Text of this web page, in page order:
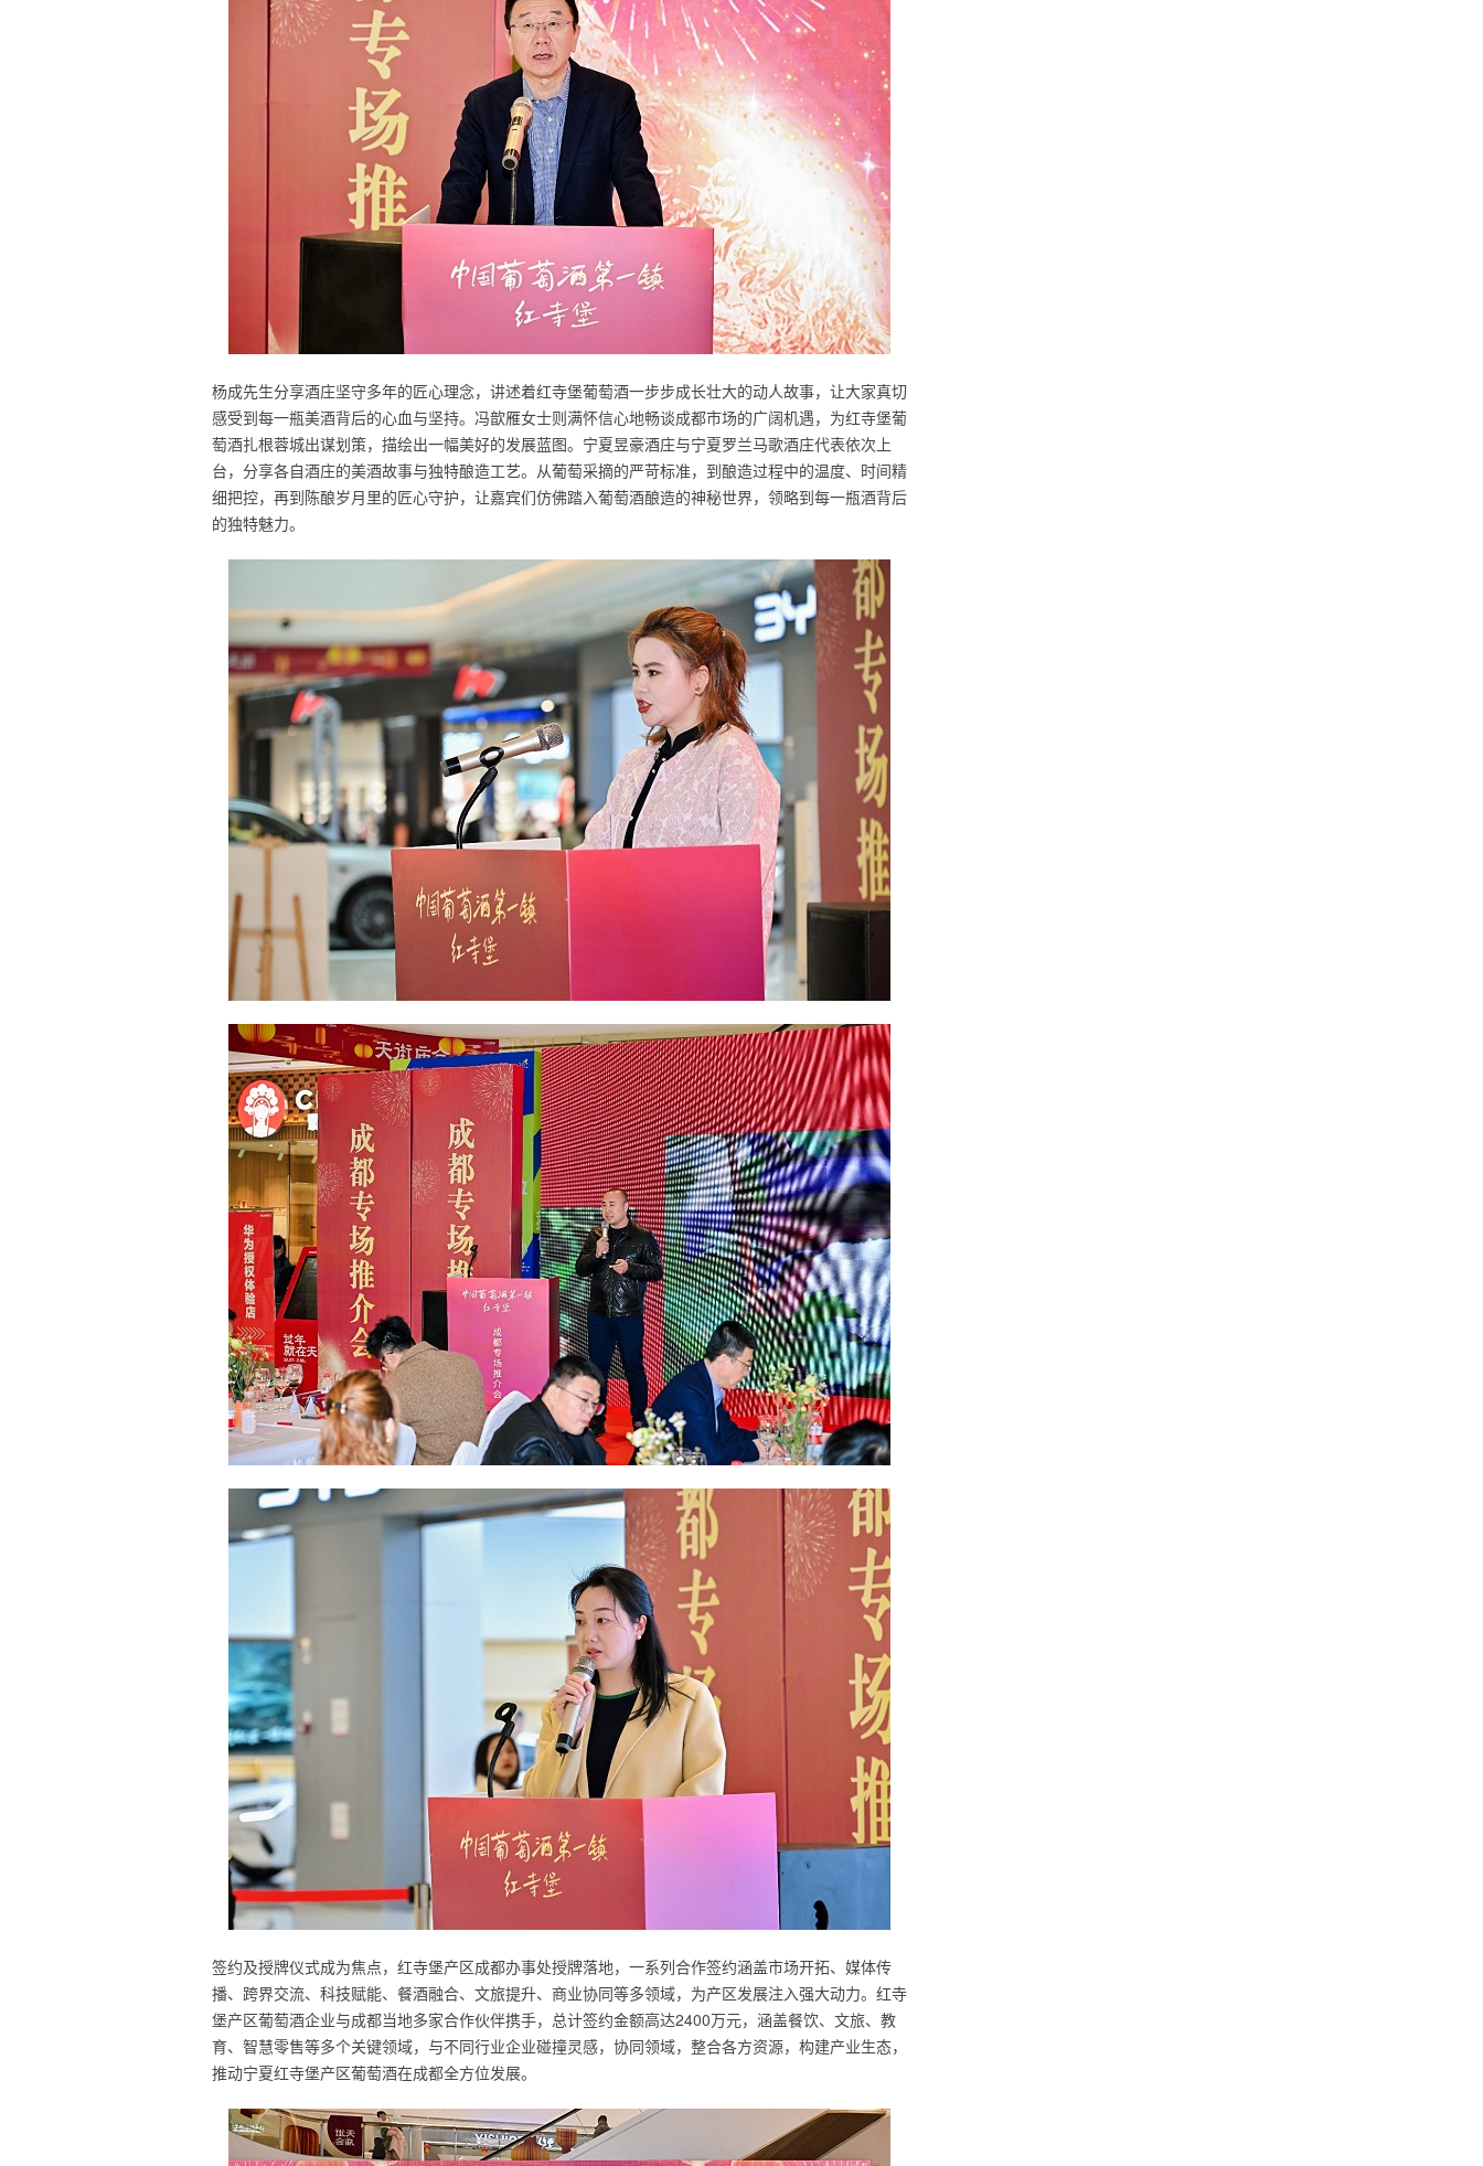
杨成先生分享酒庄坚守多年的匠心理念，讲述着红寺堡葡萄酒一步步成长壮大的动人故事，让大家真切
感受到每一瓶美酒背后的心血与坚持。冯歆雁女士则满怀信心地畅谈成都市场的广阔机遇，为红寺堡葡
萄酒扎根蓉城出谋划策，描绘出一幅美好的发展蓝图。宁夏昱豪酒庄与宁夏罗兰马歌酒庄代表依次上
台，分享各自酒庄的美酒故事与独特酿造工艺。从葡萄采摘的严苛标准，到酿造过程中的温度、时间精
细把控，再到陈酿岁月里的匠心守护，让嘉宾们仿佛踏入葡萄酒酿造的神秘世界，领略到每一瓶酒背后
的独特魅力。
签约及授牌仪式成为焦点，红寺堡产区成都办事处授牌落地，一系列合作签约涵盖市场开拓、媒体传
播、跨界交流、科技赋能、餐酒融合、文旅提升、商业协同等多领域，为产区发展注入强大动力。红寺
堡产区葡萄酒企业与成都当地多家合作伙伴携手，总计签约金额高达2400万元，涵盖餐饮、文旅、教
育、智慧零售等多个关键领域，与不同行业企业碰撞灵感，协同领域，整合各方资源，构建产业生态，
推动宁夏红寺堡产区葡萄酒在成都全方位发展。